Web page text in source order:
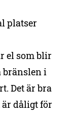
platser
el som blir
bränslen i
Det är bra
är dåligt för